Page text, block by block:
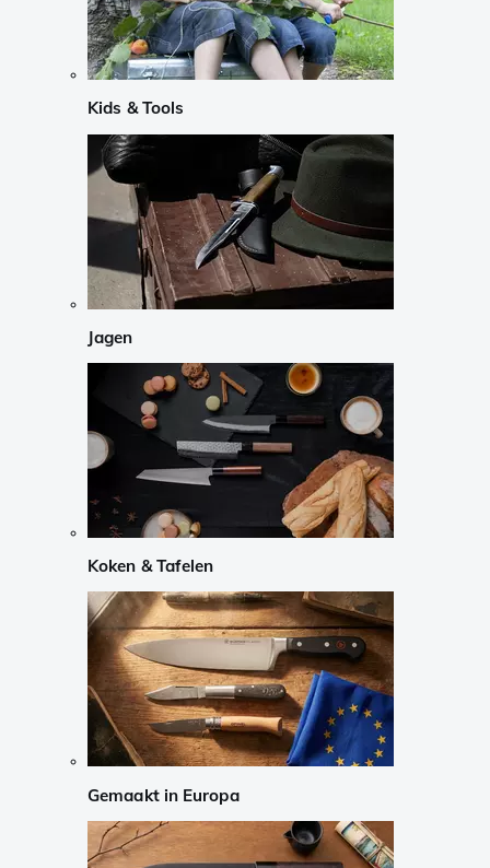
Kids & Tools
Jagen
Koken & Tafelen
Gemaakt in Europa